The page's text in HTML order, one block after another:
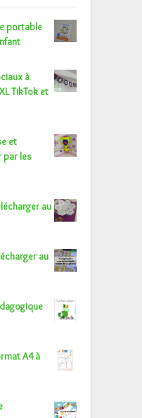
portable
à
TikTok et
et
par les
au
au
A4 à